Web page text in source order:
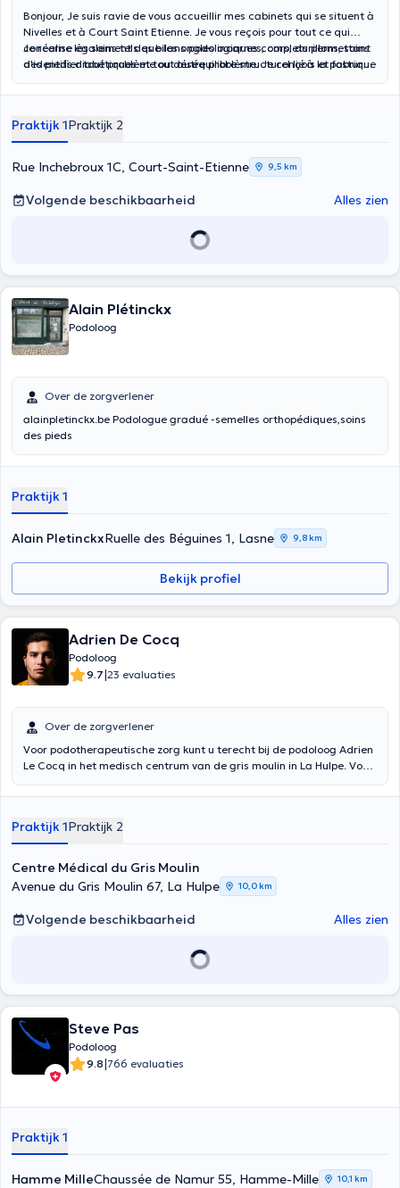
Bonjour, Je suis ravie de vous accueillir mes cabinets qui se situent à
Nivelles et à Court Saint Etienne. Je vous reçois pour tout ce qui
concerne les soins tels que les ongles incarnes, cors, durillons, soins
des pieds diabétiques et tout autre problème. Je conçois et fabrique
au niveau des orteils, soulager des hallux valgus par exemple.
Je réalise également des bilans podologiques complets permettant
d'identifier tout problème ou déséquilibre structurel lié à la posture
fonction de vos besoins.
Praktijk 1Praktijk 2
Rue Inchebroux 1C, Court-Saint-Etienne 9,5 km
Volgende beschikbaarheid Alles zien
Alain Plétinckx
Podoloog
Over de zorgverlener
alainpletinckx.be Podologue gradué -semelles orthopédiques,soins
des pieds
Praktijk 1
Alain PletinckxRuelle des Béguines 1, Lasne 9,8 km
Bekijk profiel
Adrien De Cocq
Podoloog
9.7|23 evaluaties
Over de zorgverlener
Voor podotherapeutische zorg kunt u terecht bij de podoloog Adrien
Le Cocq in het medisch centrum van de gris moulin in La Hulpe. Voor
HSPC te Ukkel.
Praktijk 1Praktijk 2
Centre Médical du Gris Moulin
Avenue du Gris Moulin 67, La Hulpe
10,0 km
Volgende beschikbaarheid Alles zien
Steve Pas
Podoloog
9.8|766 evaluaties
Praktijk 1
Hamme MilleChaussée de Namur 55, Hamme-Mille 10,1 km